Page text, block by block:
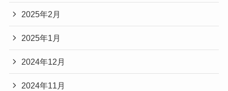
2025年2月
2025年1月
2024年12月
2024年11月